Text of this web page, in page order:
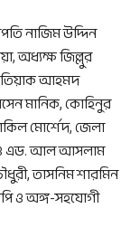
নাজিম উদ্দিন
অধ্যক্ষ জিল্লুর
আহমদ
মানিক, কোহিনুর
মোর্শেদ, জেলা
ও এড. আল আসলাম
তাসনিম শারমিন
ও অঙ্গ-সহযোগী